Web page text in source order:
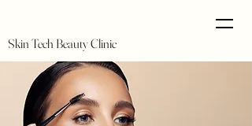
Skin Tech Beauty Clinic